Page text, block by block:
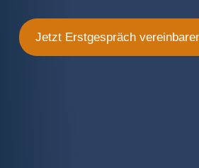
Jetzt Erstgespräch